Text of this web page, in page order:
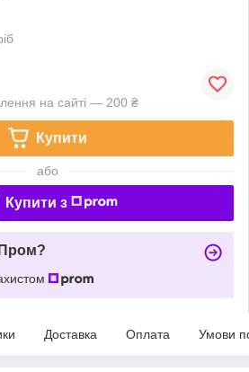
на сайті — 200 ₴
Купити
або
Купити з
Доставка Оплата Умови